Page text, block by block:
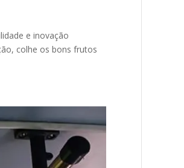
e inovação
colhe os bons frutos